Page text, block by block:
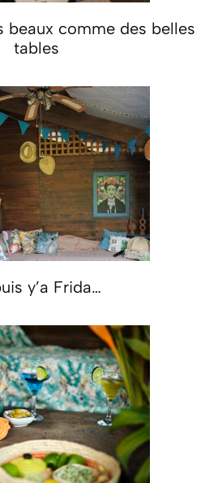
beaux comme des belles
tables
y’a Frida…